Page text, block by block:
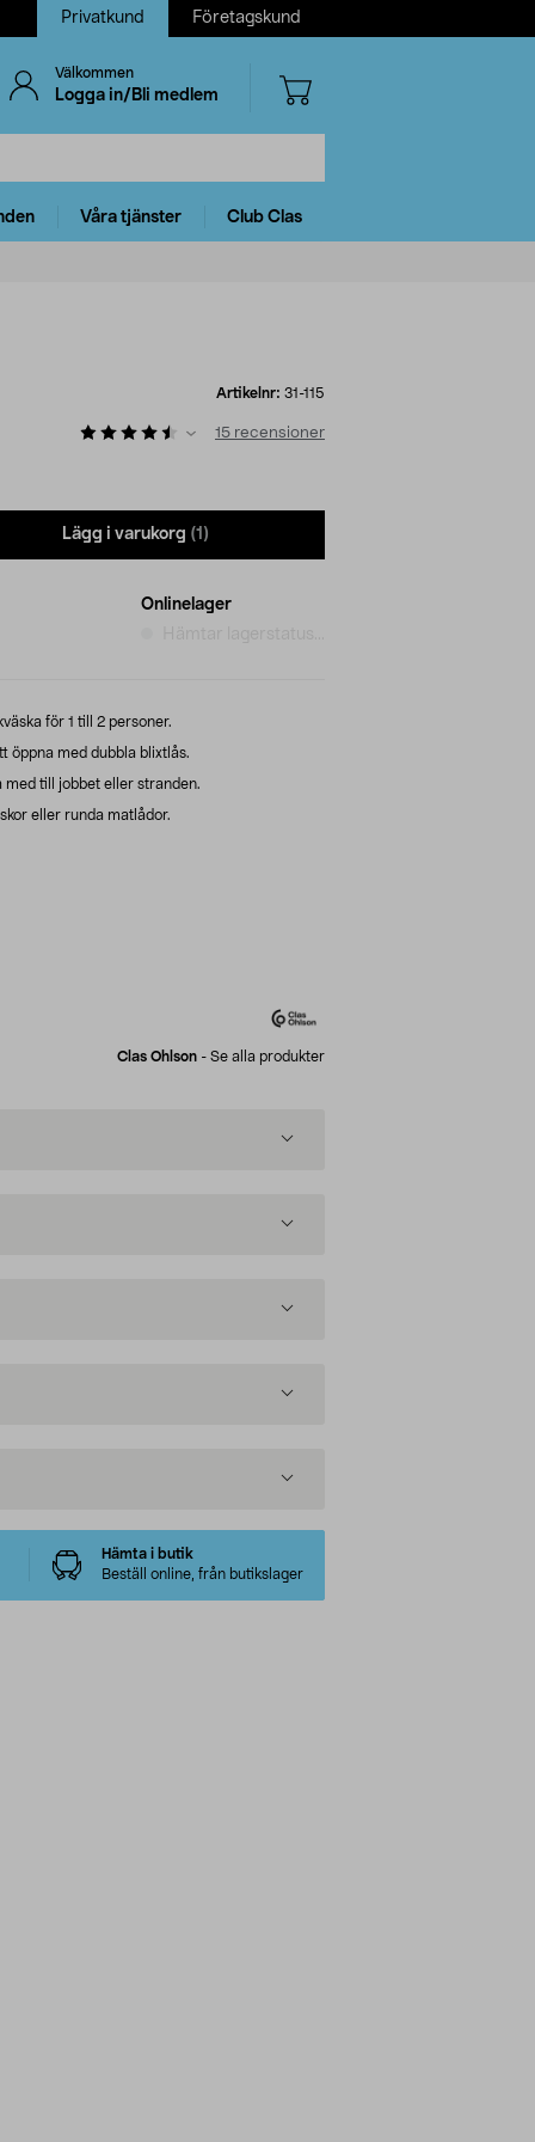
Privatkund Företagskund
Välkommen
Logga in/Bli medlem
Våra tjänster Club Clas
Artikelnr: 31-115
15 recensioner
Lägg i varukorg (1)
Onlinelager
för 1 till 2 personer.
öppna med dubbla blixtlås.
med till jobbet eller stranden.
eller runda matlådor.
Clas Ohlson - Se alla produkter
Hämta i butik
Beställ online, från butikslager